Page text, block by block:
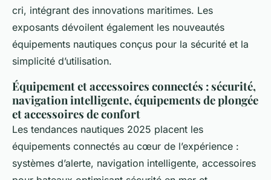
cri, intégrant des innovations maritimes. Les
exposants dévoilent également les nouveautés
équipements nautiques conçus pour la sécurité et la
simplicité d’utilisation.
Équipement et accessoires connectés : sécurité,
navigation intelligente, équipements de plongée
et accessoires de confort
Les tendances nautiques 2025 placent les
équipements connectés au cœur de l’expérience :
systèmes d’alerte, navigation intelligente, accessoires